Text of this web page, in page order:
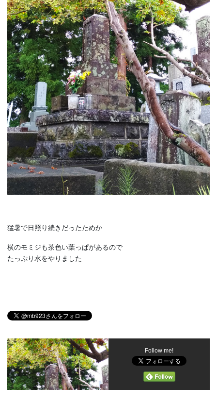
猛暑で日照り続きだったためか
横のモミジも茶色い葉っぱがあるので
たっぷり水をやりました
Follow me!